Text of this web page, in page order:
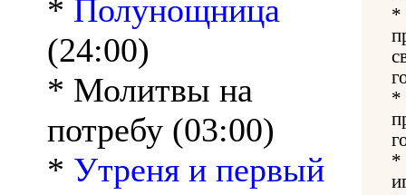
* Полунощница
(24:00)
* Молитвы на
потребу (03:00)
* Утреня и первый
*
*
*